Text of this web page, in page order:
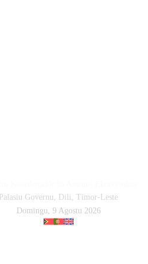
Palasiu Governu, Dili, Timor-Leste
Domingu, 9 Agostu 2026